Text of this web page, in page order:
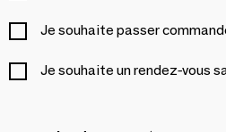
Je souhaite passer
Je souhaite un rendez-vous